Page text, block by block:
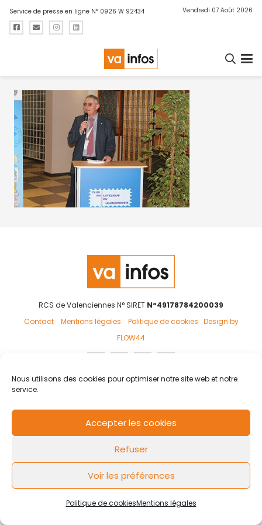
Nous utilisons des cookies pour optimiser notre site web et notre
service.
Accepter les cookies
Refuser
Voir les préférences
Politique de cookiesMentions légales
Service de presse en ligne N° 0926 W 92434 Vendredi 07 Août 2026
RCS de Valenciennes N° SIRET N°49178784200039
Contact
Mentions légales Politique de cookies Design by
FLOW44